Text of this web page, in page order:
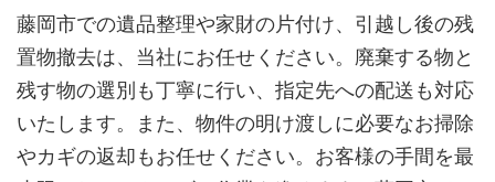
藤岡市での遺品整理や家財の片付け、引越し後の残
置物撤去は、当社にお任せください。廃棄する物と
残す物の選別も丁寧に行い、指定先への配送も対応
いたします。また、物件の明け渡しに必要なお掃除
やカギの返却もお任せください。お客様の手間を最